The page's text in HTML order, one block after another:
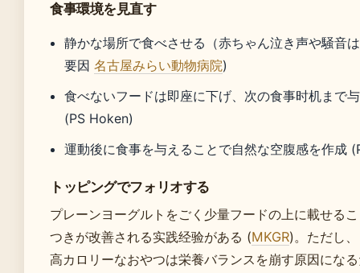
食事環境を見直す
静かな場所で食べさせる（赤ちゃん泣き声や騒音
要因名古屋みらい動物病院)
食べないフードは即座に下げ、次の食事时机まで
(PS Hoken)
運動後に食事を与えることで自然な空腹感を作成
トッピングでフォリオする
プレーンヨーグルトをごく少量フードの上に載せる
つきが改善される实践经验がある (MKGR)。ただし、
高カロリーなおやつは栄養バランスを崩す原因にな